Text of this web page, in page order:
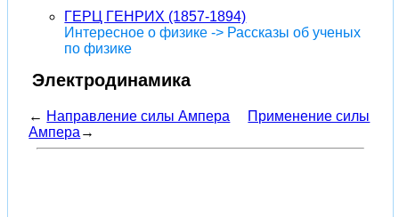
ГЕРЦ ГЕНРИХ (1857-1894)
Интересное о физике -> Рассказы об ученых
по физике
Электродинамика
← Направление силы Ампера
Применение силы
Ампера →